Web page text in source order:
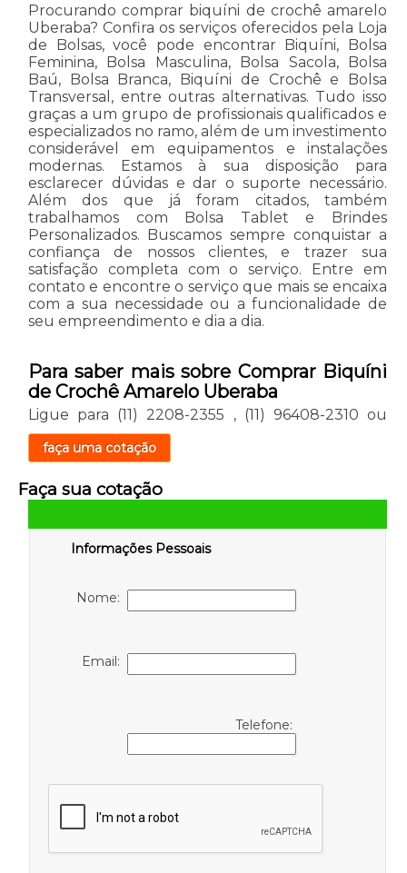
Procurando comprar biquíni de crochê amarelo
Uberaba? Confira os serviços oferecidos pela Loja
de Bolsas, você pode encontrar Biquíni, Bolsa
Feminina, Bolsa Masculina, Bolsa Sacola, Bolsa
Baú, Bolsa Branca, Biquíni de Crochê e Bolsa
Transversal, entre outras alternativas. Tudo isso
graças a um grupo de profissionais qualificados e
especializados no ramo, além de um investimento
considerável em equipamentos e instalações
modernas. Estamos à sua disposição para
esclarecer dúvidas e dar o suporte necessário.
Além dos que já foram citados, também
trabalhamos com Bolsa Tablet e Brindes
Personalizados. Buscamos sempre conquistar a
confiança de nossos clientes, e trazer sua
satisfação completa com o serviço. Entre em
contato e encontre o serviço que mais se encaixa
com a sua necessidade ou a funcionalidade de
seu empreendimento e dia a dia.
Para saber mais sobre Comprar Biquíni
de Crochê Amarelo Uberaba
Ligue para (11) 2208-2355 , (11) 96408-2310 ou
faça uma cotação
Faça sua cotação
Informações Pessoais
Nome:
Email:
Telefone: